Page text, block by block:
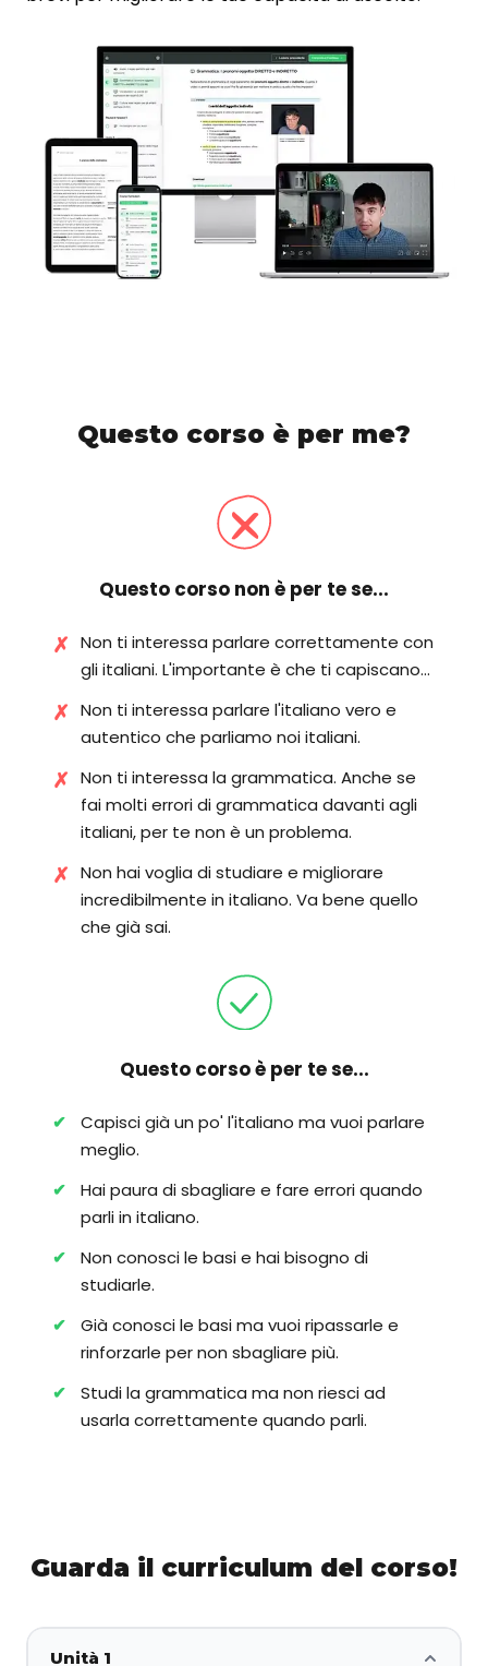
Questo corso è per me?
×
Questo corso non è per te se...
Non ti interessa parlare correttamente con
gli italiani. L'importante è che ti capiscano...
Non ti interessa parlare l'italiano vero e
autentico che parliamo noi italiani.
Non ti interessa la grammatica. Anche se
fai molti errori di grammatica davanti agli
italiani, per te non è un problema.
Non hai voglia di studiare e migliorare
incredibilmente in italiano. Va bene quello
che già sai.
Questo corsoèper te se...
Capisci già un po' l'italiano ma vuoi parlare
meglio.
Hai paura di sbagliare e fare errori quando
parli in italiano.
Non conosci le basi e hai bisogno di
studiarle.
Già conosci le basi ma vuoi ripassarle e
rinforzarle per non sbagliare più.
Studi la grammatica ma non riesci ad
usarla correttamente quando parli.
Guarda il curriculum del corso!
Unità 1